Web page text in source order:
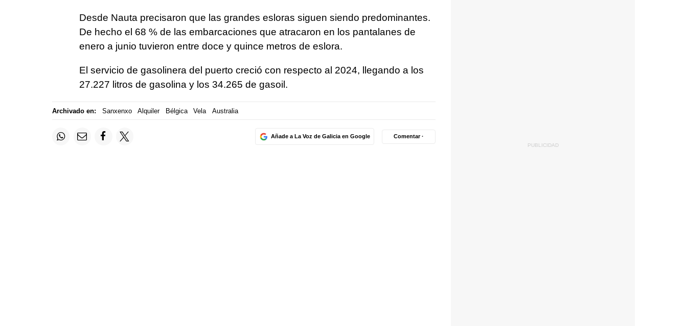
Desde Nauta precisaron que las grandes esloras siguen siendo predominantes.
De hecho el 68 % de las embarcaciones que atracaron en los pantalanes de
enero a junio tuvieron entre doce y quince metros de eslora.
El servicio de gasolinera del puerto creció con respecto al 2024, llegando a los
27.227 litros de gasolina y los 34.265 de gasoil.
Archivado en: Sanxenxo Alquiler Bélgica Vela Australia
Añade a La Voz de Galicia en Google Comentar ·